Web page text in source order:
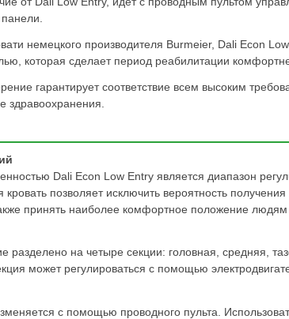
немецкого производителя Burmeier, Dali Econ
которая сделает период реабилитации
гарантирует соответствие всем высоким
здравоохранения.
Dali Econ Low Entry является диапазон
позволяет исключить вероятность
принять наиболее комфортное положение
разделено на четыре секции: головная, средняя,
может регулироваться с помощью
с помощью проводного пульта.